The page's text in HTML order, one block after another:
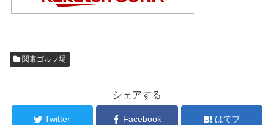
関東ゴルフ場
シェアする
Twitter Facebook はてブ